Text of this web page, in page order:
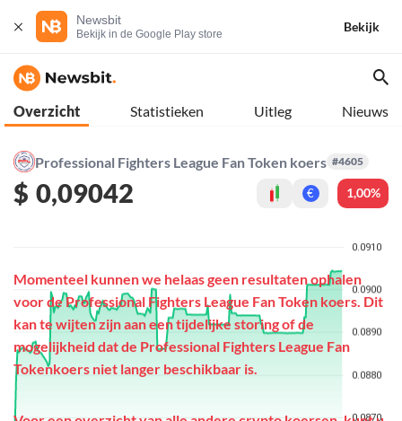
Newsbit
Bekijk in de Google Play store
Bekijk
Overzicht Statistieken Uitleg Nieuws
Professional Fighters League Fan Token koers #4605
$ 0,09042 € 1,00%
Momenteel kunnen we helaas geen resultaten ophalen
voor de Professional Fighters League Fan Token koers. Dit
kan te wijten zijn aan een tijdelijke storing of de
mogelijkheid dat de Professional Fighters League Fan
Tokenkoers niet langer beschikbaar is.